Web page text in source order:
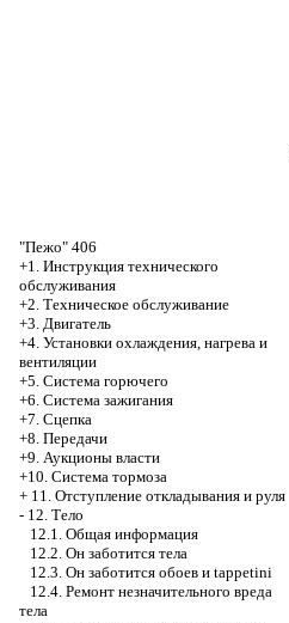
"Пежо" 406
+1. Инструкция технического
обслуживания
+2. Техническое обслуживание
+3. Двигатель
+4. Установки охлаждения, нагрева и
вентиляции
+5. Система горючего
+6. Система зажигания
+7. Сцепка
+8. Передачи
+9. Аукционы власти
+10. Система тормоза
+ 11. Отступление откладывания и руля
- 12. Тело
12.1. Общая информация
12.2. Он заботится тела
12.3. Он заботится обоев и tappetini
12.4. Ремонт незначительного вреда
тела